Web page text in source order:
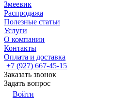
Змеевик
Распродажа
Полезные статьи
Услуги
О компании
Контакты
Оплата и доставка
+7 (927) 667-45-15
Заказать звонок
Задать вопрос
Войти